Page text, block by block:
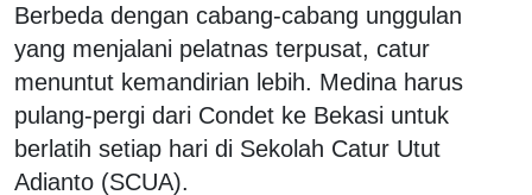
Berbeda dengan cabang-cabang unggulan
yang menjalani pelatnas terpusat, catur
menuntut kemandirian lebih. Medina harus
pulang-pergi dari Condet ke Bekasi untuk
berlatih setiap hari di Sekolah Catur Utut
Adianto (SCUA).